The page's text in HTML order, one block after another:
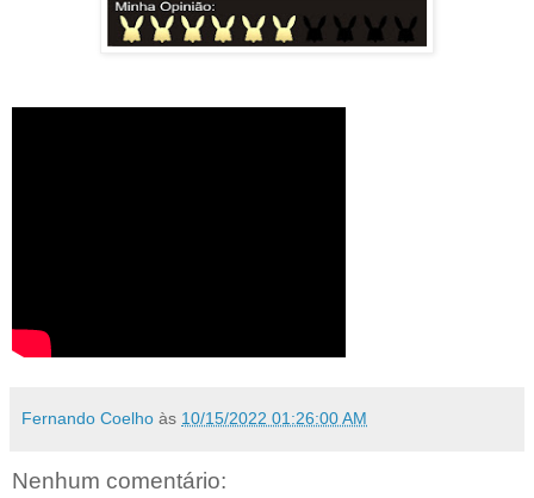
Fernando Coelho às 10/15/2022 01:26:00 AM
Nenhum comentário: